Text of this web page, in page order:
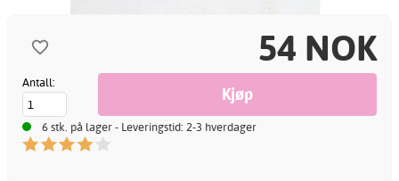
54 NOK
Antall:
6 stk. på lager - Leveringstid: 2-3 hverdager